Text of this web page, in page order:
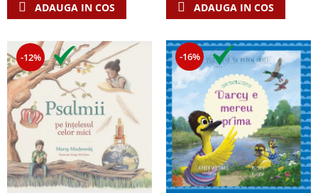
ADAUGA IN COS ADAUGA IN COS
-12% -16%